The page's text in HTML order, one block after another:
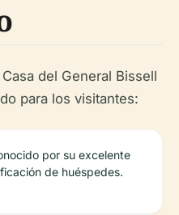
del General Bissell
para los visitantes:
por su excelente
de huéspedes.